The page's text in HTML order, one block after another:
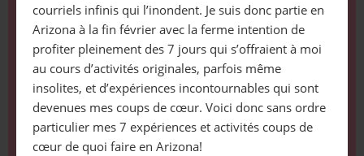
courriels infinis qui l’inondent. Je suis donc partie en
Arizona à la fin février avec la ferme intention de
profiter pleinement des 7 jours qui s’offraient à moi
au cours d’activités originales, parfois même
insolites, et d’expériences incontournables qui sont
devenues mes coups de cœur. Voici donc sans ordre
particulier mes 7 expériences et activités coups de
cœur de quoi faire en Arizona!